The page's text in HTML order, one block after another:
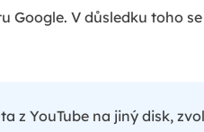
Google. V důsledku toho
z YouTube na jiný disk,